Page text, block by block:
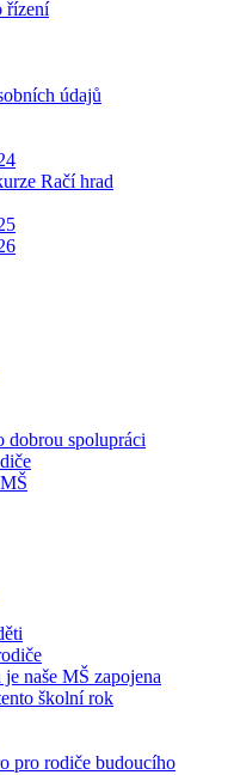
řízení
údajů
Račí hrad
dobrou spolupráci
naše MŠ zapojena
školní rok
pro rodiče budoucího